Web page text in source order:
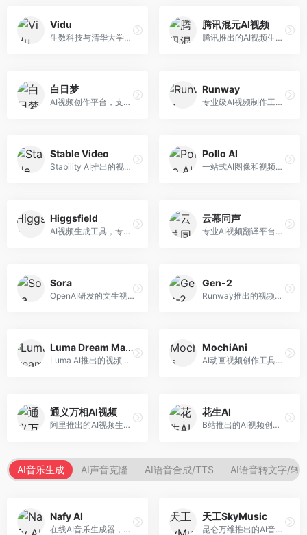
Vidu
生数科技与清华大学联合研发的AI视频生成大模型。面向视频创作者和内容生产者，支持文生视频、图生视频，视频质量高，物理运动理解准确，国产视频生成领先工具。
腾讯混元AI视频
腾讯推出的AI视频生成工具，基于混元大模型。面向腾讯生态用户和内容创作者，支持文生视频、视频编辑等功能，与腾讯产品生态深度整合。
白日梦
AI视频创作平台，支持生成长达50分钟的长视频内容。面向长视频创作者和内容生产者，支持故事视频生成、视频编辑等功能，适合叙事性内容创作。
Runway
专业级AI视频制作工具，支持视频生成与编辑。面向影视制作人和创意工作者，提供文生视频、视频编辑、绿幕抠像等专业功能，视频处理能力强，适合专业创作场景。
Stable Video
Stability AI推出的视频生成模型，开源可部署。面向开发者和专业创作者，支持视频生成、视频编辑等功能，开源生态完善，定制化程度高。
Pollo AI
一站式AI图像和视频创作平台，整合多种生成工具。面向内容创作者，提供文生图、文生视频、视频编辑等服务，创作工具全面，一站式体验便捷。
Higgsfield
AI视频生成工具，专注于高质量视频内容创作。面向视频创作者和营销人员，支持文生视频、视频编辑等功能，视频效果逼真，适合商业应用。
云幕同声
专业AI视频翻译平台，支持视频多语言配音和字幕生成。面向跨境电商和内容出海从业者，提供视频翻译、配音、字幕生成等服务，多语言支持完善。
Sora
OpenAI研发的文生视频大模型，可根据文字描述生成长达60秒的高清视频。面向影视创作者、广告从业者和内容生产者，视频连贯性强，物理世界理解准确，代表了AI视频生成的最高水平。
Gen-2
Runway推出的视频生成模型，专注于文生视频和视频风格转换。面向影视制作人和创意工作者，支持文本到视频、图像到视频等多种生成模式，视频质量专业级。
Luma Dream Machine
Luma AI推出的视频生成工具，专注于高质量视频创作。面向影视创作者和内容生产者，支持文生视频、图生视频，视频质量高，物理运动流畅自然。
MochiAni
AI动画视频创作工具，专注于动画内容生成。面向动画创作者和二次元内容生产者，支持动画风格视频生成，动画效果流畅，适合动漫内容创作。
通义万相AI视频
阿里推出的AI视频生成服务，整合图像与视频创作能力。面向电商和营销从业者，支持商品视频生成、营销视频制作等服务，商业应用场景丰富。
花生AI
B站推出的AI视频创作工具，专注于短视频内容生成。面向B站创作者，支持视频生成、视频编辑等功能，与B站平台深度整合，创作效率高。
AI音乐生成 AI声音克隆 AI语音合成/TTS AI语音转文字/转
Nafy AI
在线AI音乐生成器，专注于快速音乐创作。面向内容创作者，支持多种风格音乐生成，操作简便，生成速度快，适合快速配乐需求。
天工SkyMusic
昆仑万维推出的AI音乐创作平台，基于天工大模型。面向音乐创作者，支持歌词生成、旋律创作、音乐编曲等服务，中文音乐创作能力强。